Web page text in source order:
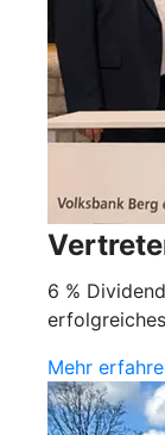
6 %
Mehr